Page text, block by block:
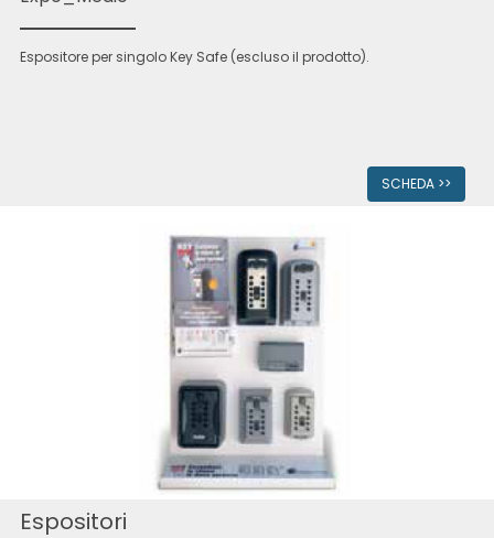
Espositore per singolo Key Safe (escluso il prodotto).
SCHEDA >>
Espositori